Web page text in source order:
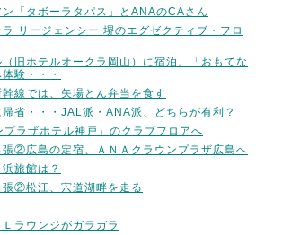
ン「タボーラタパス」とANAのCAさん
リージェンシー 堺のエグゼクティブ・フロ
旧ホテルオークラ岡山）に宿泊。「おもてな
験・・・
線では、矢場とん弁当を食す
省・・・JAL派・ANA派、どちらが有利？
プラザホテル神戸」のクラブフロアへ
張②広島の定宿、ＡＮＡクラウンプラザ広島へ
旅館は？
張②松江、宍道湖畔を走る
ラウンジがガラガラ